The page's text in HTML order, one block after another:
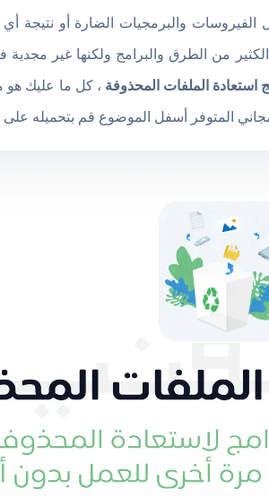
والبرمجيات الضارة أو نتيجة
من الطرق والبرامج ولكنها غير مجدية
استعادة الملفات المحذوفة ، كل ما عليك هو
المتوفر أسفل الموضوع قم بتحميله على